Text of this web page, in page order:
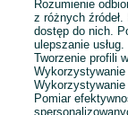
1
Rozumienie
z różnych
dostęp do nich.
ulepszanie
Tworzenie profili
Pomiar